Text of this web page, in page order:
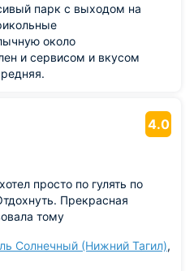
парк с выходом на
около
и сервисом и вкусом
4.0
просто по гулять по
Прекрасная
тому
Солнечный (Нижний Тагил),